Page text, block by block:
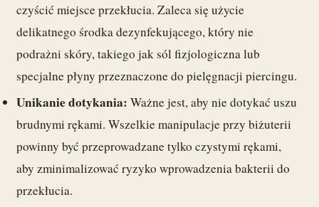
czyścić miejsce przekłucia. Zaleca się użycie
delikatnego środka dezynfekującego, który nie
podrażni skóry, takiego jak sól fizjologiczna lub
specjalne płyny przeznaczone do pielęgnacji piercingu.
Unikanie dotykania: Ważne jest, aby nie dotykać uszu
brudnymi rękami. Wszelkie manipulacje przy biżuterii
powinny być przeprowadzane tylko czystymi rękami,
aby zminimalizować ryzyko wprowadzenia bakterii do
przekłucia.